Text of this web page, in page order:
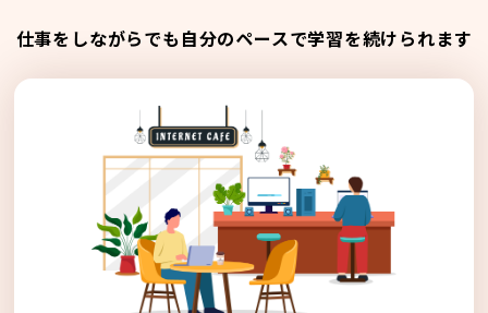
仕事をしながらでも自分のペースで学習を続けられます